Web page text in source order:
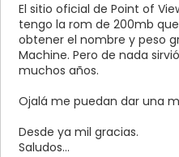
El sitio oficial de Point of
tengo la rom de 200mb
obtener el nombre y peso
Machine. Pero de nada
muchos años.
Ojalá me puedan dar una
Desde ya mil gracias.
Saludos...